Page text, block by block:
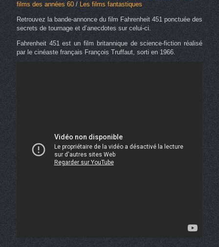
films des années 60/ Les films fantastiques
Retrouvez la bande-annonce du film Fahrenheit 451 ponctuée des
secrets de tournage et d’anecdotes sur celui-ci.
Fahrenheit 451 est un film britannique de science-fiction réalisé
par le cinéaste français François Truffaut, sorti en 1966.